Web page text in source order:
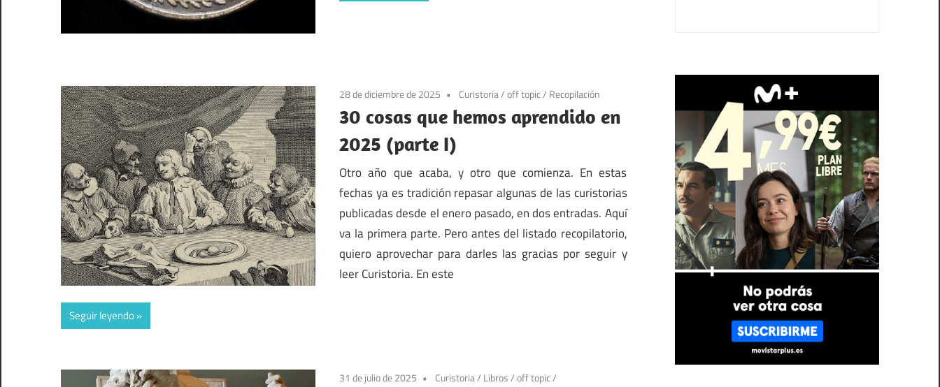
28 de diciembre de 2025 Curistoria/off topic/ Recopilación
30 cosas que hemos aprendido en
2025 (parte I)
Otro año que acaba, y otro que comienza. En estas
fechas ya es tradición repasar algunas de las curistorias
publicadas desde el enero pasado, en dos entradas. Aquí
va la primera parte. Pero antes del listado recopilatorio,
quiero aprovechar para darles las gracias por seguir y
leer Curistoria. En este
Seguir leyendo
31 de julio de 2025 Curistoria/ Libros/off topic/